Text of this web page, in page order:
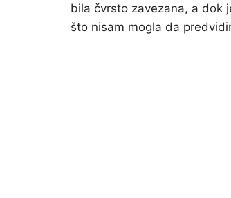
bila čvrsto zavezana, a dok
što nisam mogla da